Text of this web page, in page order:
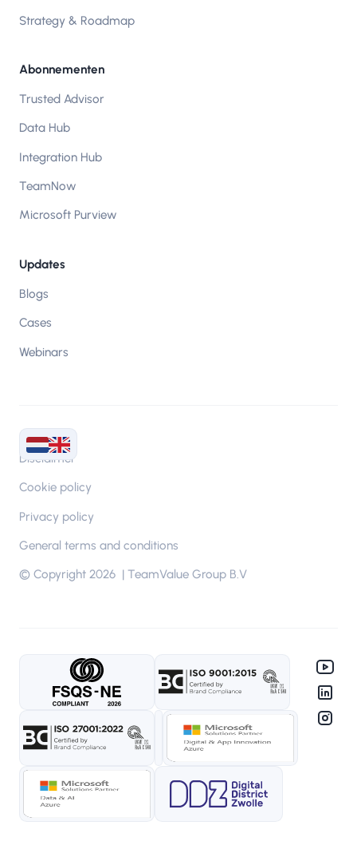
Strategy & Roadmap
Abonnementen
Trusted Advisor
Data Hub
Integration Hub
TeamNow
Microsoft Purview
Updates
Blogs
Cases
Webinars
© Copyright 2026 | TeamValue Group B.V
Disclaimer
Cookie policy
Privacy policy
General terms and conditions